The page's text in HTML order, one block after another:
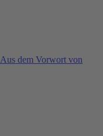
dem Vorwort von